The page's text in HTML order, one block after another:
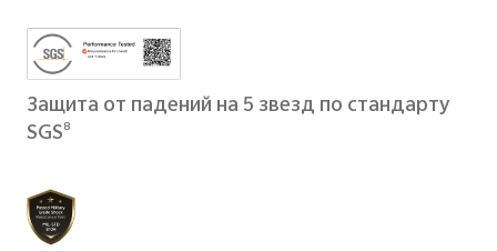
Защита от падений на 5 звезд по стандарту
SGS8